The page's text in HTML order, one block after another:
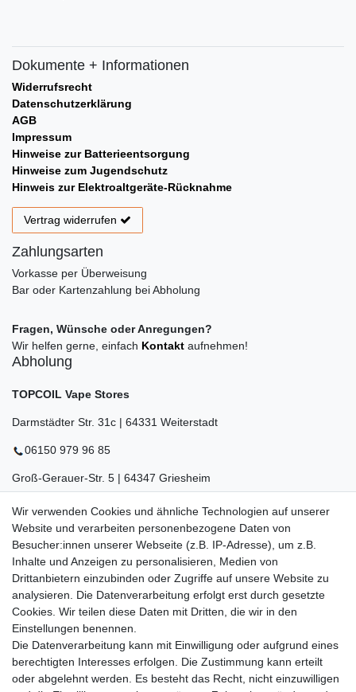
Dokumente + Informationen
Widerrufsrecht
Datenschutzerklärung
AGB
Impressum
Hinweise zur Batterieentsorgung
Hinweise zum Jugendschutz
Hinweis zur Elektroaltgeräte-Rücknahme
Vertrag widerrufen
Zahlungsarten
Vorkasse per Überweisung
Bar oder Kartenzahlung bei Abholung
Fragen, Wünsche oder Anregungen?
Wir helfen gerne, einfach Kontakt aufnehmen!
Abholung
TOPCOIL Vape Stores
Darmstädter Str. 31c | 64331 Weiterstadt
06150 979 96 85
Groß-Gerauer-Str. 5 | 64347 Griesheim
06155 834 88 58
Eberstädter Str. 21 | 64319 Pfungstadt
06157 984 88 55
Öffnungszeiten finden Sie hier: www.topcoil.de
E-MAIL **
Newsletter
Honig
Hiermit bestätige ich, dass ich dieDaten­schutz­erklärunggelesen habe.
Meine Einwilligung kann ich jederzeit widerrufen.**
Wir verwenden Cookies und ähnliche Technologien auf unserer
Website und verarbeiten personenbezogene Daten von
Besucher:innen unserer Webseite (z.B. IP-Adresse), um z.B.
Inhalte und Anzeigen zu personalisieren, Medien von
Drittanbietern einzubinden oder Zugriffe auf unsere Website zu
analysieren. Die Datenverarbeitung erfolgt erst durch gesetzte
Cookies. Wir teilen diese Daten mit Dritten, die wir in den
Einstellungen benennen.
Die Datenverarbeitung kann mit Einwilligung oder aufgrund eines
berechtigten Interesses erfolgen. Die Zustimmung kann erteilt
oder abgelehnt werden. Es besteht das Recht, nicht einzuwilligen